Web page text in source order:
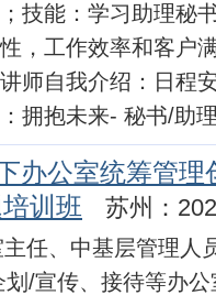
技能：学习助理秘
，工作效率和客户
师自我介绍：日程
拥抱未来- 秘书/助
办公室统筹管
训班
苏州：
任、中基层管理人
/宣传、接待等办